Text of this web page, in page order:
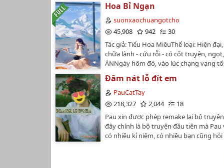
Hoa Bỉ Ngạn
suonxaochuangotcho
45,908
942
30
Tác giả: Tiểu Hoa Miêu️Thể loại: Hiện
chữa lành - cứu rỗi - có cốt truyện, ngọt,
ÁNNgày hôm đó, vào lúc chạng vạng
phùn bay khắp trời, một người phụ nữ
xám có hoa văn màu xanh trắng đi đến
tiệm."Anh có thể xăm hoa bỉ ngạn
Đông dập điếu thuốc, liếc nhìn cô bằng
không?""Biết.""Xăm ở đâu?""Sau
anh hôn lên đóa hoa bỉ ngạn đỏ thẫm
mê. Mùi hương u lan của cô thấm vào
khiến anh đắm say."Anh thích bông
Đâm nát lỗ đít em
PauCatTay
218,327
2,044
18
Pau xin được phép remake lại bộ
đây chính là bộ truyện đầu tiên mà Pau
có nhiều kỉ niệm, có nhiều bạn cũng
đây. 19+, h nặng, từ ngữ tự nhiên,
trẻ ngây thơ 😇Lần remake này, cốt